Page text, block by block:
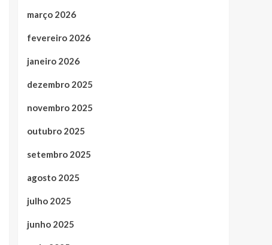
março 2026
fevereiro 2026
janeiro 2026
dezembro 2025
novembro 2025
outubro 2025
setembro 2025
agosto 2025
julho 2025
junho 2025